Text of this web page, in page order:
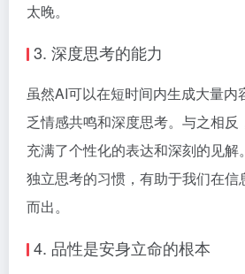
太晚。
3. 深度思考的能力
虽然AI可以在短时间内生成大量内
乏情感共鸣和深度思考。与之相反
充满了个性化的表达和深刻的见解
独立思考的习惯，有助于我们在信
而出。
4. 品性是安身立命的根本